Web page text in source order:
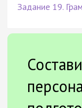
Задание 19.